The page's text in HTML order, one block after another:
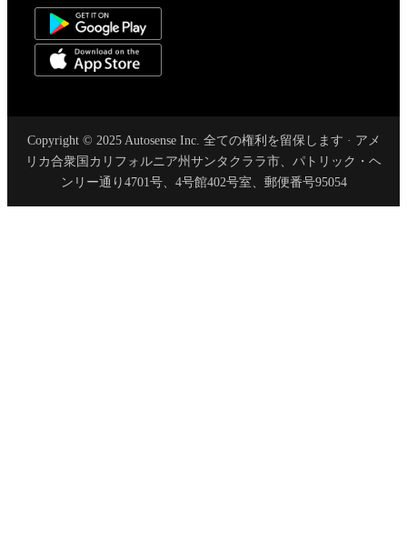
Copyright © 2025 Autosense Inc. 全ての権利を留保します · アメ
リカ合衆国カリフォルニア州サンタクララ市、パトリック・ヘ
ンリー通り4701号、4号館402号室、郵便番号95054